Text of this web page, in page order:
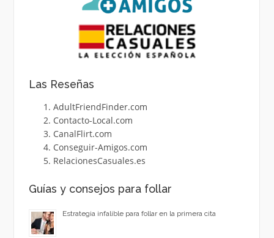
Las Reseñas
AdultFriendFinder.com
Contacto-Local.com
CanalFlirt.com
Conseguir-Amigos.com
RelacionesCasuales.es
Guías y consejos para follar
Estrategia infalible para follar en la primera cita